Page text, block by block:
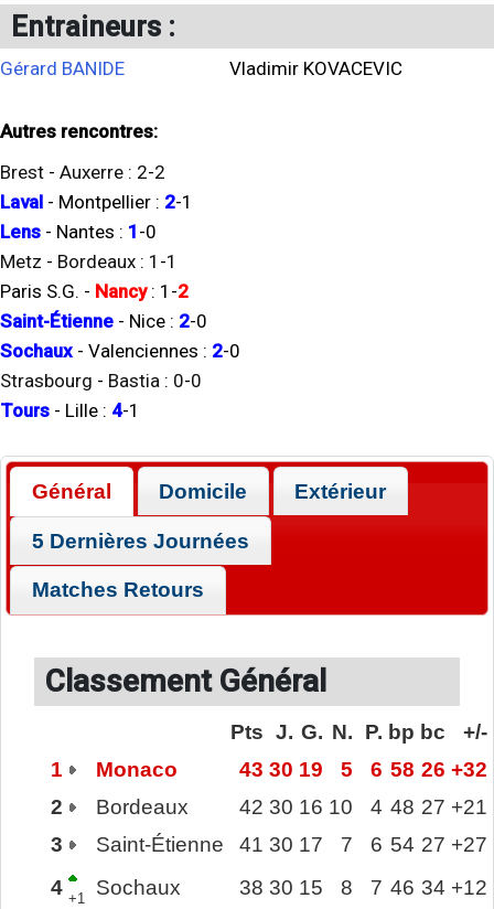
Entraineurs :
Gérard BANIDE Vladimir KOVACEVIC
Autres rencontres:
Brest - Auxerre : 2-2
Laval - Montpellier : 2-1
Lens - Nantes : 1 -0
Metz - Bordeaux : 1 -1
Paris S.G. - Nancy: 1 -2
Saint-Étienne - Nice : 2-0
Sochaux - Valenciennes : 2-0
Strasbourg - Bastia : 0-0
Tours - Lille : 4-1
Général Domicile Extérieur
5 Dernières Journées
Matches Retours
Classement Général
Pts J. G. N. P. bp bc
+/-
1
Monaco 43 30 19 5 6 58 26 +32
2
Bordeaux 42 30 16 10 4 48 27 +21
3
Saint-Étienne 41 30 17 7 6 54 27 +27
4 +1 Sochaux 38 30 15 8 7 46 34 +12